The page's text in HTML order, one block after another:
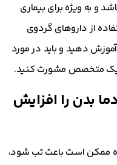
و به ویژه برای بیماری
از داروهای گردوی
دهید و باید در مورد
یک متخصص مشورت کنید.
بدن را افزایش
ممکن است باعث تب شود،